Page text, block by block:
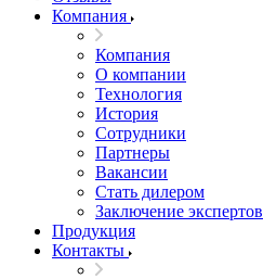
Компания
Компания
О компании
Технология
История
Сотрудники
Партнеры
Вакансии
Стать дилером
Заключение экспертов
Продукция
Контакты